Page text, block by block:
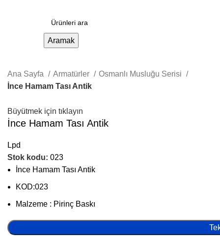
Aramak
Ana Sayfa Armatürler
Osmanlı Musluğu Serisi
İnce Hamam Tası Antik
Büyütmek için tıklayın
İnce Hamam Tası Antik
Lpd
Stok kodu: 023
İnce Hamam Tası Antik
KOD:023
Malzeme : Pirinç Baskı